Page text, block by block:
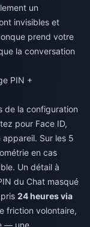
un
invisibles et
prend votre
la conversation
PIN +
de la configuration
pour Face ID,
Sur les 5
en cas
Un détail à
du Chat masqué
24 heures via
friction volontaire,